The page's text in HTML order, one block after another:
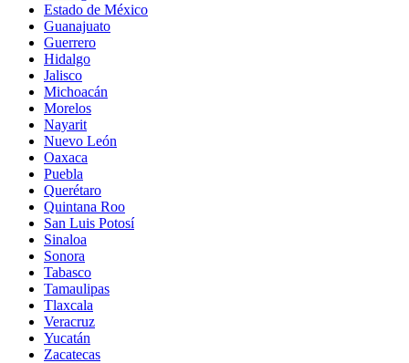
Estado de México
Guanajuato
Guerrero
Hidalgo
Jalisco
Michoacán
Morelos
Nayarit
Nuevo León
Oaxaca
Puebla
Querétaro
Quintana Roo
San Luis Potosí
Sinaloa
Sonora
Tabasco
Tamaulipas
Tlaxcala
Veracruz
Yucatán
Zacatecas